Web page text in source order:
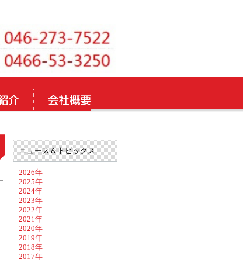
ニュース＆トピックス
2026年
2025年
2024年
2023年
2022年
2021年
2020年
2019年
2018年
2017年